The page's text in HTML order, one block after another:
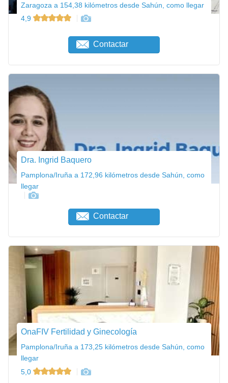
Zaragoza a 154,38 kilómetros desde Sahún, como llegar
4,9
Contactar
Dra. Ingrid Baquero
Pamplona/Iruña a 172,96 kilómetros desde Sahún, como
llegar
Contactar
OnaFIV Fertilidad y Ginecología
Pamplona/Iruña a 173,25 kilómetros desde Sahún, como
llegar
5,0